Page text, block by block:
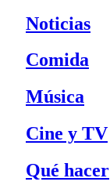
Noticias
Comida
Música
Cine y TV
Qué hacer